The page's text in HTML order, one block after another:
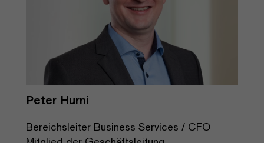
Peter Hurni
Bereichsleiter Business Services / CFO